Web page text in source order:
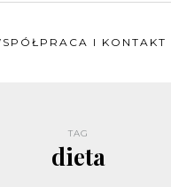
I KONTAKT
TAG
dieta